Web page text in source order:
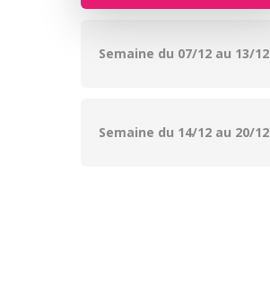
Semaine du 07/12 au 13/12
Semaine du 14/12 au 20/12